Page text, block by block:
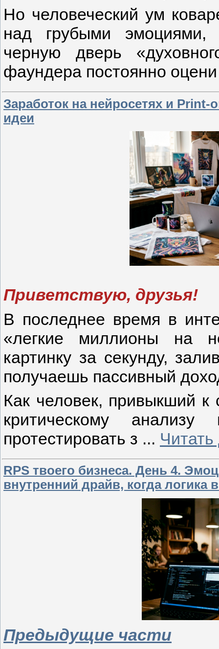
Но человеческий ум
над грубыми эмоциями,
черную дверь
фаундера постоянно
Заработок на нейросетях и
идеи
Приветствую, друзья!
В последнее время в
«легкие миллионы на
картинку за секунду,
получаешь пассивный
Как человек, привыкший к
критическому
протестировать з ...
RPS твоего бизнеса. День 4.
внутренний драйв, когда логика
Предыдущие части